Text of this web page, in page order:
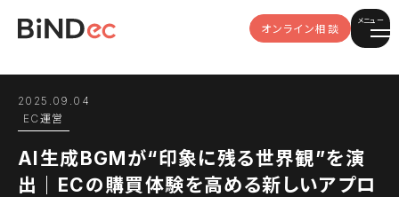
オンライン相談
メニュー
EC運営
2025.09.04
AI生成BGMが“印象に残る世界観”を演
出｜ECの購買体験を高める新しいアプロ